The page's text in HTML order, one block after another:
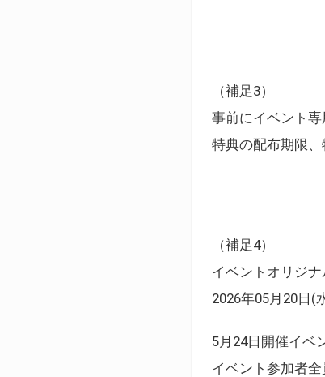
（補足3）
事前にイベント
特典の配布期限
（補足4）
イベントオリジ
2026年05月20日(
5月24日開催イベ
イベント参加者